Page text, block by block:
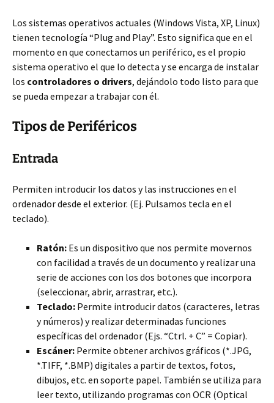
Los sistemas operativos actuales (Windows Vista, XP, Linux)
tienen tecnología “Plug and Play”. Esto significa que en el
momento en que conectamos un periférico, es el propio
sistema operativo el que lo detecta y se encarga de instalar
los controladores o drivers, dejándolo todo listo para que
se pueda empezar a trabajar con él.
Tipos de Periféricos
Entrada
Permiten introducir los datos y las instrucciones en el
ordenador desde el exterior. (Ej. Pulsamos tecla en el
teclado).
Ratón: Es un dispositivo que nos permite movernos
con facilidad a través de un documento y realizar una
serie de acciones con los dos botones que incorpora
(seleccionar, abrir, arrastrar, etc.).
Teclado: Permite introducir datos (caracteres, letras
y números) y realizar determinadas funciones
específicas del ordenador (Ejs. “Ctrl. + C” = Copiar).
Escáner: Permite obtener archivos gráficos (*.JPG,
*.TIFF, *.BMP) digitales a partir de textos, fotos,
dibujos, etc. en soporte papel. También se utiliza para
leer texto, utilizando programas con OCR (Optical